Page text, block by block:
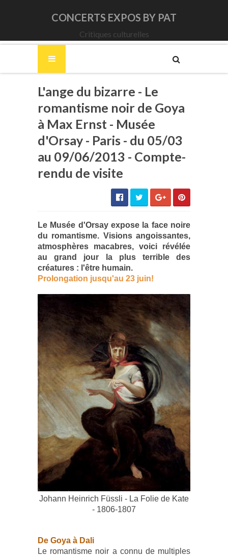
CONCERTS EXPOS BY PAT
Critiques culturelles
L'ange du bizarre - Le
romantisme noir de Goya
à Max Ernst - Musée
d'Orsay - Paris - du 05/03
au 09/06/2013 - Compte-
rendu de visite
Le Musée d'Orsay expose la face noire
du romantisme. Visions angoissantes,
atmosphères macabres, voici révélée
au grand jour la plus terrible des
créatures : l'être humain.
Prolongation jusqu'au 23 juin!
Johann Heinrich Füssli - La Folie de Kate
- 1806-1807
De Goya à Dali
Le romantisme noir a connu de multiples